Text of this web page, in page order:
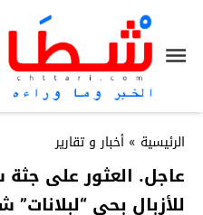
الرئيسية » أخبار و تقارير
عاجل. العثور على
للأزبال بحي